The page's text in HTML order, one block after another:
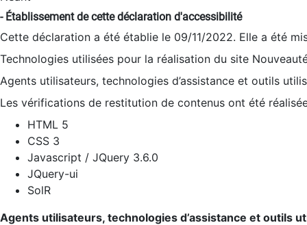
- Établissement de cette déclaration d'accessibilité
Cette déclaration a été établie le 09/11/2022. Elle a été
Technologies utilisées pour la réalisation du site
Agents utilisateurs, technologies d’assistance et outils
Les vérifications de restitution de contenus ont été
HTML 5
CSS 3
Javascript / JQuery 3.6.0
JQuery-ui
SolR
Agents utilisateurs, technologies d’assistance et outils